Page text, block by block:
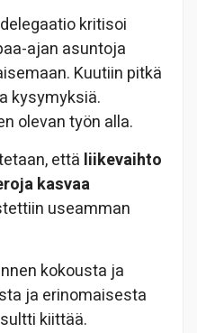
kritisoi
ajan asuntoja
Kuutiin pitkä
kysymyksiä.
olevan työn alla.
että liikevaihto
kasvaa
useamman
kokousta ja
ja erinomaisesta
kiittää.